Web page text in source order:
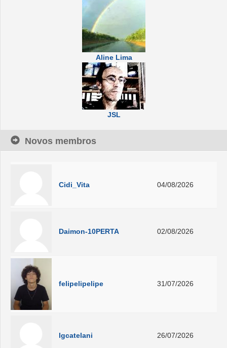
Aline Lima
JSL
Novos membros
Cidi_Vita 04/08/2026
Daimon-10PERTA 02/08/2026
felipelipelipe 31/07/2026
lgcatelani 26/07/2026